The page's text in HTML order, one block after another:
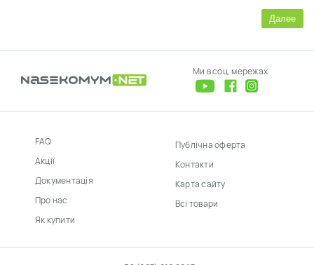
Далее
Ми в соц. мережах
FAQ
Акції
Документація
Про нас
Як купити
Публічна оферта
Контакти
Карта сайту
Всі товари